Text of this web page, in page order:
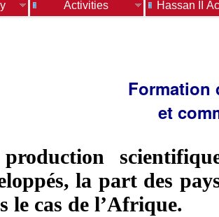
Activities Hassan II
Formation
et
la part des
le cas de l’Afrique.